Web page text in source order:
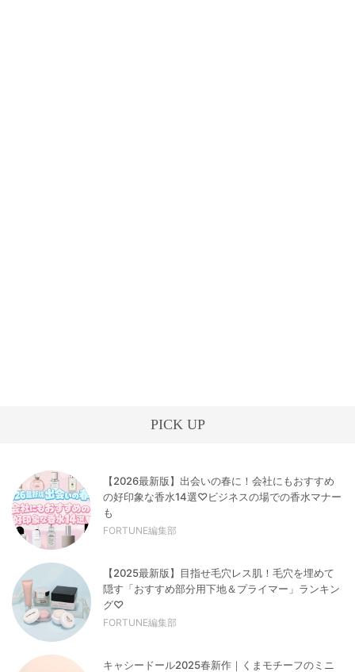
PICK UP
【2026最新版】出会いの春に！会社にもおすすめ
の好印象な香水14選♡ビジネスの場での香水マナー
も
FORTUNE編集部
【2025最新版】目指せ毛穴レス肌！毛穴を埋めて
隠す「おすすめ部分用下地＆プライマー」ランキン
グ♡
FORTUNE編集部
キャシードール2025春新作｜くまモチーフのミニ